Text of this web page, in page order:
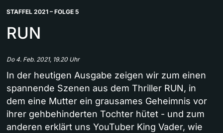
STAFFEL 2021 – FOLGE 5
RUN
Do 4. Feb. 2021, 19.20 Uhr
In der heutigen Ausgabe zeigen wir zum einen
spannende Szenen aus dem Thriller RUN, in
dem eine Mutter ein grausames Geheimnis vor
ihrer gehbehinderten Tochter hütet - und zum
anderen erklärt uns YouTuber King Vader, wie